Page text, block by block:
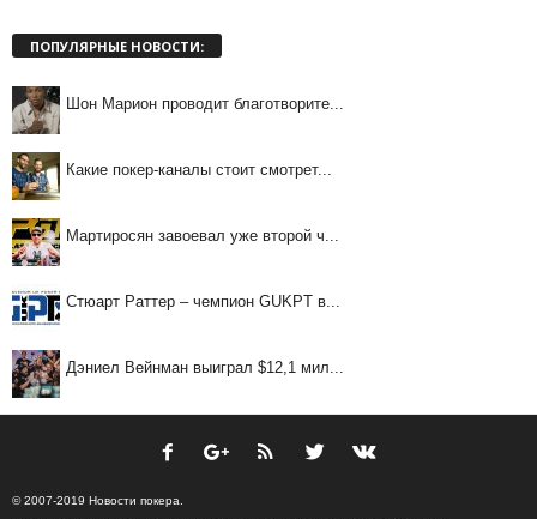
ПОПУЛЯРНЫЕ НОВОСТИ:
Шон Марион проводит благотворите...
Какие покер-каналы стоит смотрет...
Мартиросян завоевал уже второй ч...
Стюарт Раттер – чемпион GUKPT в...
Дэниел Вейнман выиграл $12,1 мил...
© 2007-2019 Новости покера.